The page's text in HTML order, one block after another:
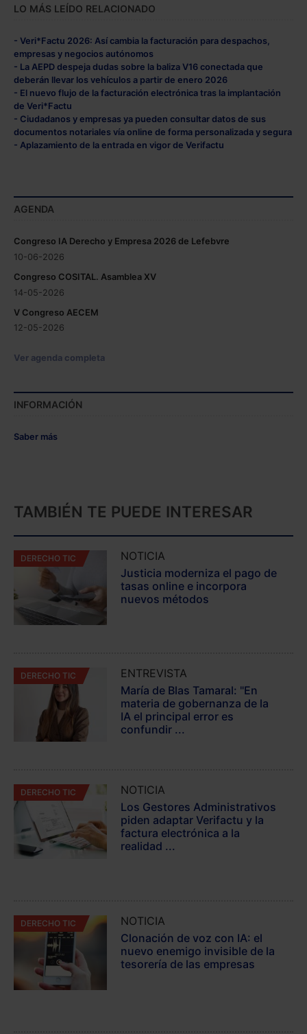
LO MÁS LEÍDO RELACIONADO
- Veri*Factu 2026: Así cambia la facturación para despachos,
empresas y negocios autónomos
- La AEPD despeja dudas sobre la baliza V16 conectada que
deberán llevar los vehículos a partir de enero 2026
- El nuevo flujo de la facturación electrónica tras la implantación
de Veri*Factu
- Ciudadanos y empresas ya pueden consultar datos de sus
documentos notariales vía online de forma personalizada y segura
- Aplazamiento de la entrada en vigor de Verifactu
AGENDA
Congreso IA Derecho y Empresa 2026 de Lefebvre
10-06-2026
Congreso COSITAL. Asamblea XV
14-05-2026
V Congreso AECEM
12-05-2026
Ver agenda completa
INFORMACIÓN
Saber más
TAMBIÉN TE PUEDE INTERESAR
DERECHO TIC
NOTICIA
Justicia moderniza el pago de
tasas online e incorpora
nuevos métodos
DERECHO TIC
ENTREVISTA
María de Blas Tamaral: "En
materia de gobernanza de la
IA el principal error es
confundir ...
DERECHO TIC
NOTICIA
Los Gestores Administrativos
piden adaptar Verifactu y la
factura electrónica a la
realidad ...
DERECHO TIC
NOTICIA
Clonación de voz con IA: el
nuevo enemigo invisible de la
tesorería de las empresas